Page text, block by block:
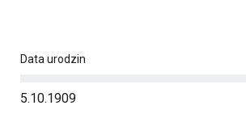
Data urodzin
5.10.1909